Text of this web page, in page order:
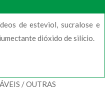
de esteviol, sucralose e
dióxido de silício.
/ OUTRAS